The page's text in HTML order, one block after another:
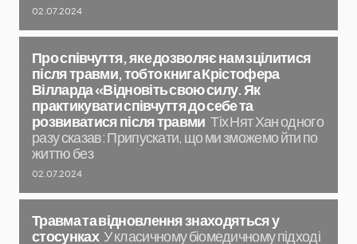
02.07.2024
Про співчуття, яке дозволяє нам зцілитися
після травми, тобто книга Крістофера
Вілларда «Відновіть свою силу. Як
практикувати співчуття до себе та
розвиватися після травми Тіх Нят Хан одного
разу сказав: Припускати, що ми зможемо йти по
життю без
02.07.2024
Травма та відновлення знаходяться у
стосунках У класичному біомедичному підході